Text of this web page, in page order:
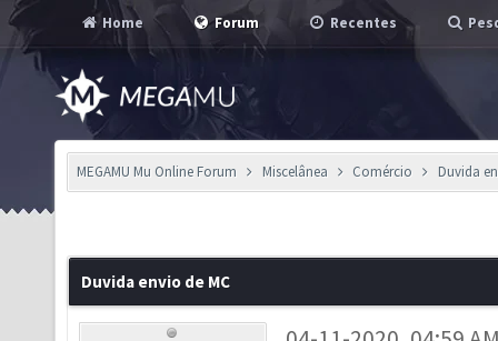
Home Forum Recentes
MEGAMU Mu Online Forum Miscelânea Comércio Duvida
Duvida envio de MC